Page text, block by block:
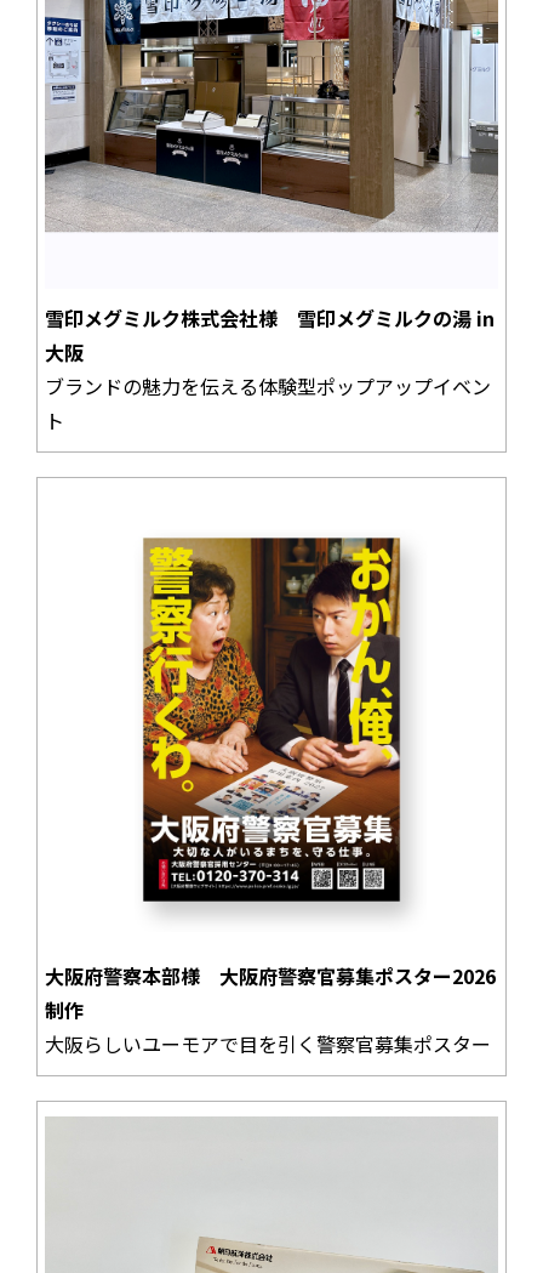
雪印メグミルク株式会社様 雪印メグミルクの湯 in
大阪
ブランドの魅力を伝える体験型ポップアップイベン
ト
大阪府警察本部様 大阪府警察官募集ポスター2026
制作
大阪らしいユーモアで目を引く警察官募集ポスター